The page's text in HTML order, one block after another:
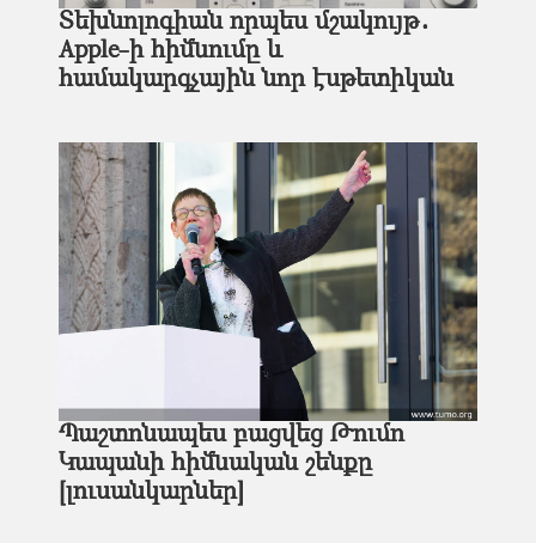
Տեխնոլոգիան որպես մշակույթ․
Apple-ի հիմնումը և
համակարգչային նոր էսթետիկան
Պաշտոնապես բացվեց Թումո
Կապանի հիմնական շենքը
[լուսանկարներ]